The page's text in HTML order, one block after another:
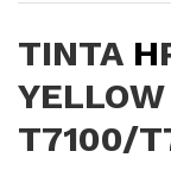
TINTA H
T7100/